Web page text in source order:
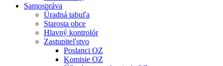
Samospráva
Úradná tabuľa
Starosta obce
Hlavný kontrolór
Zastupiteľstvo
Poslanci OZ
Komisie OZ